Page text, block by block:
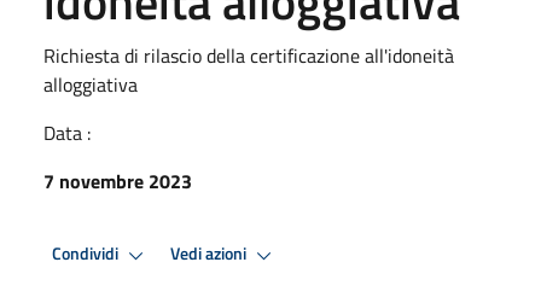
Richiesta di rilascio della certificazione all'idoneità
alloggiativa
Data :
7 novembre 2023
Condividi Vedi azioni